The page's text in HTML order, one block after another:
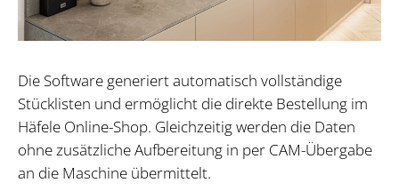
Die Software generiert automatisch vollständige
Stücklisten und ermöglicht die direkte Bestellung im
Häfele Online-Shop. Gleichzeitig werden die Daten
ohne zusätzliche Aufbereitung in per CAM-Übergabe
an die Maschine übermittelt.